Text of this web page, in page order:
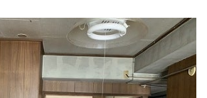
リフォームの流れ
お問い合わせ